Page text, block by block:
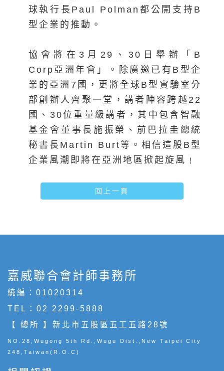
球執行長Paul Polman都公開支持B
型企業的推動。
協會將在3月29、30日舉辦「B
Corp亞洲年會」。除廣邀已有B型企
業的亞洲7國，更將全球B型實驗室分
部創辦人齊聚一堂，講者陣容跨越22
國、30位重量級講者，其中包含智融
基金會董事長施振榮、前巴拉圭總統
秘書長Martin Burt等。相信這股B型
企業風潮即將在亞洲地區掀起旋風﹗
回上一頁
嘉威聯合會計師事務所
統編：01020314
TEL： 02 2299-5888
【 總所 】新北市五股區五工五路28號
NO.28,Wugong 5th Rd.,Wugu Dist.,New Taipei City
248,Taiwan(R.O.C)